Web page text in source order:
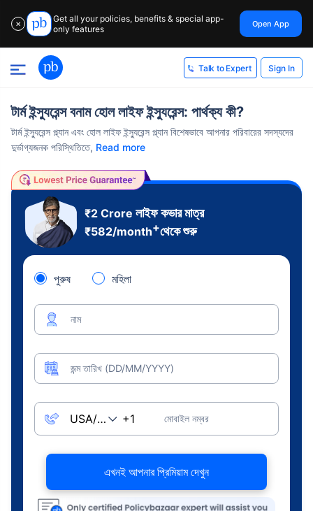
✕
Get all your policies, benefits & special app-
only features
Open App
Talk to Expert Sign In
টার্ম ইন্স্যুরেন্স বনাম হোল লাইফ ইন্স্যুরেন্স: পার্থক্য কী?
টার্ম ইন্স্যুরেন্স প্ল্যান এবং হোল লাইফ ইন্স্যুরেন্স প্ল্যান বিশেষভাবে আপনার পরিবারের সদস্যদের
দুর্ভাগ্যজনক পরিস্থিতিতে, Read more
₹2 Crore লাইফ কভার মাত্র
₹582/month+থেকে শুরু
পুরুষ মহিলা
নাম
জন্ম তারিখ (DD/MM/YYYY)
মোবাইল নম্বর
এখনই আপনার প্রিমিয়াম দেখুন